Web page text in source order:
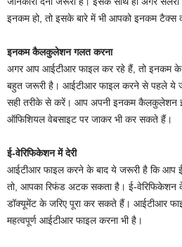
इनकम हो, तो इसके बारे में भी आपको इनकम टैक्स
इनकम कैलकुलेशन गलत करना
अगर आप आईटीआर फाइल कर रहे हैं, तो इनकम के
बहुत जरूरी है। आईटीआर फाइल करने से पहले
सही तरीके से करें। आप अपनी इनकम कैलकुलेशन
ऑफिशियल वेबसाइट पर जाकर भी कर सकते हैं।
ई-वेरिफिकेशन में देरी
आईटीआर फाइल करने के बाद ये जरूरी है कि आप
तो, आपका रिफंड अटक सकता है। ई-वेरिफिकेशन
डॉक्यूमेंट के जरिए पूरा कर सकते हैं। आईटीआर
महत्वपूर्ण आईटीआर फाइल करना भी है।